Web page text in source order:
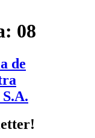
08
de